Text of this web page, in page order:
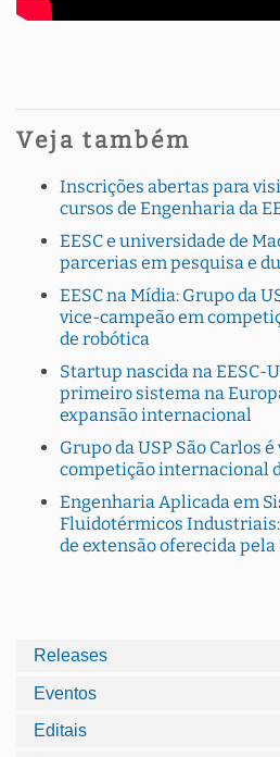
Veja também
Inscrições abertas para
cursos de Engenharia da
EESC e universidade de
parcerias em pesquisa e
EESC na Mídia: Grupo da
vice-campeão em
de robótica
Startup nascida na EESC-
primeiro sistema na
expansão internacional
Grupo da USP São Carlos
competição internacional
Engenharia Aplicada em
Fluidotérmicos
de extensão oferecida pela
Releases
Eventos
Editais